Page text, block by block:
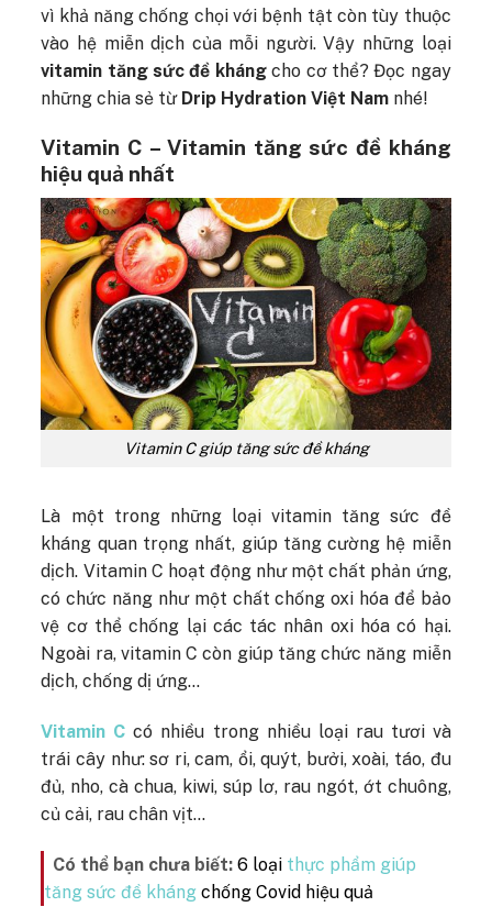
vì khả năng chống chọi với bệnh tật còn tùy thuộc
vào hệ miễn dịch của mỗi người. Vậy những loại
vitamin tăng sức đề khángcho cơ thể? Đọc ngay
những chia sẻ từ Drip Hydration Việt Nam nhé!
Vitamin C – Vitamin tăng sức đề kháng
hiệu quả nhất
Vitamin C giúp tăng sức đề kháng
Là một trong những loại vitamin tăng sức đề
kháng quan trọng nhất, giúp tăng cường hệ miễn
dịch. Vitamin C hoạt động như một chất phản ứng,
có chức năng như một chất chống oxi hóa để bảo
vệ cơ thể chống lại các tác nhân oxi hóa có hại.
Ngoài ra, vitamin C còn giúp tăng chức năng miễn
dịch, chống dị ứng…
Vitamin C có nhiều trong nhiều loại rau tươi và
trái cây như: sơ ri, cam, ổi, quýt, bưởi, xoài, táo, đu
đủ, nho, cà chua, kiwi, súp lơ, rau ngót, ớt chuông,
củ cải, rau chân vịt…
Có thể bạn chưa biết:6 loại thực phẩm giúp
tăng sức đề kháng chống Covid hiệu quả